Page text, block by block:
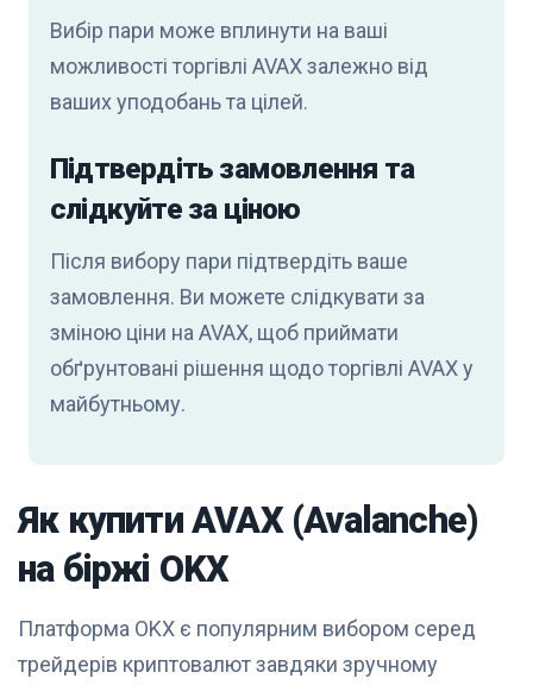
Вибір пари може вплинути на ваші
можливості торгівлі AVAX залежно від
ваших уподобань та цілей.
Підтвердіть замовлення та
слідкуйте за ціною
Після вибору пари підтвердіть ваше
замовлення. Ви можете слідкувати за
зміною ціни на AVAX, щоб приймати
обґрунтовані рішення щодо торгівлі AVAX у
майбутньому.
Як купити AVAX (Avalanche)
на біржі OKX
Платформа OKX є популярним вибором серед
трейдерів криптовалют завдяки зручному